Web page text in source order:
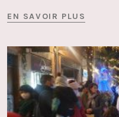
EN SAVOIR PLUS